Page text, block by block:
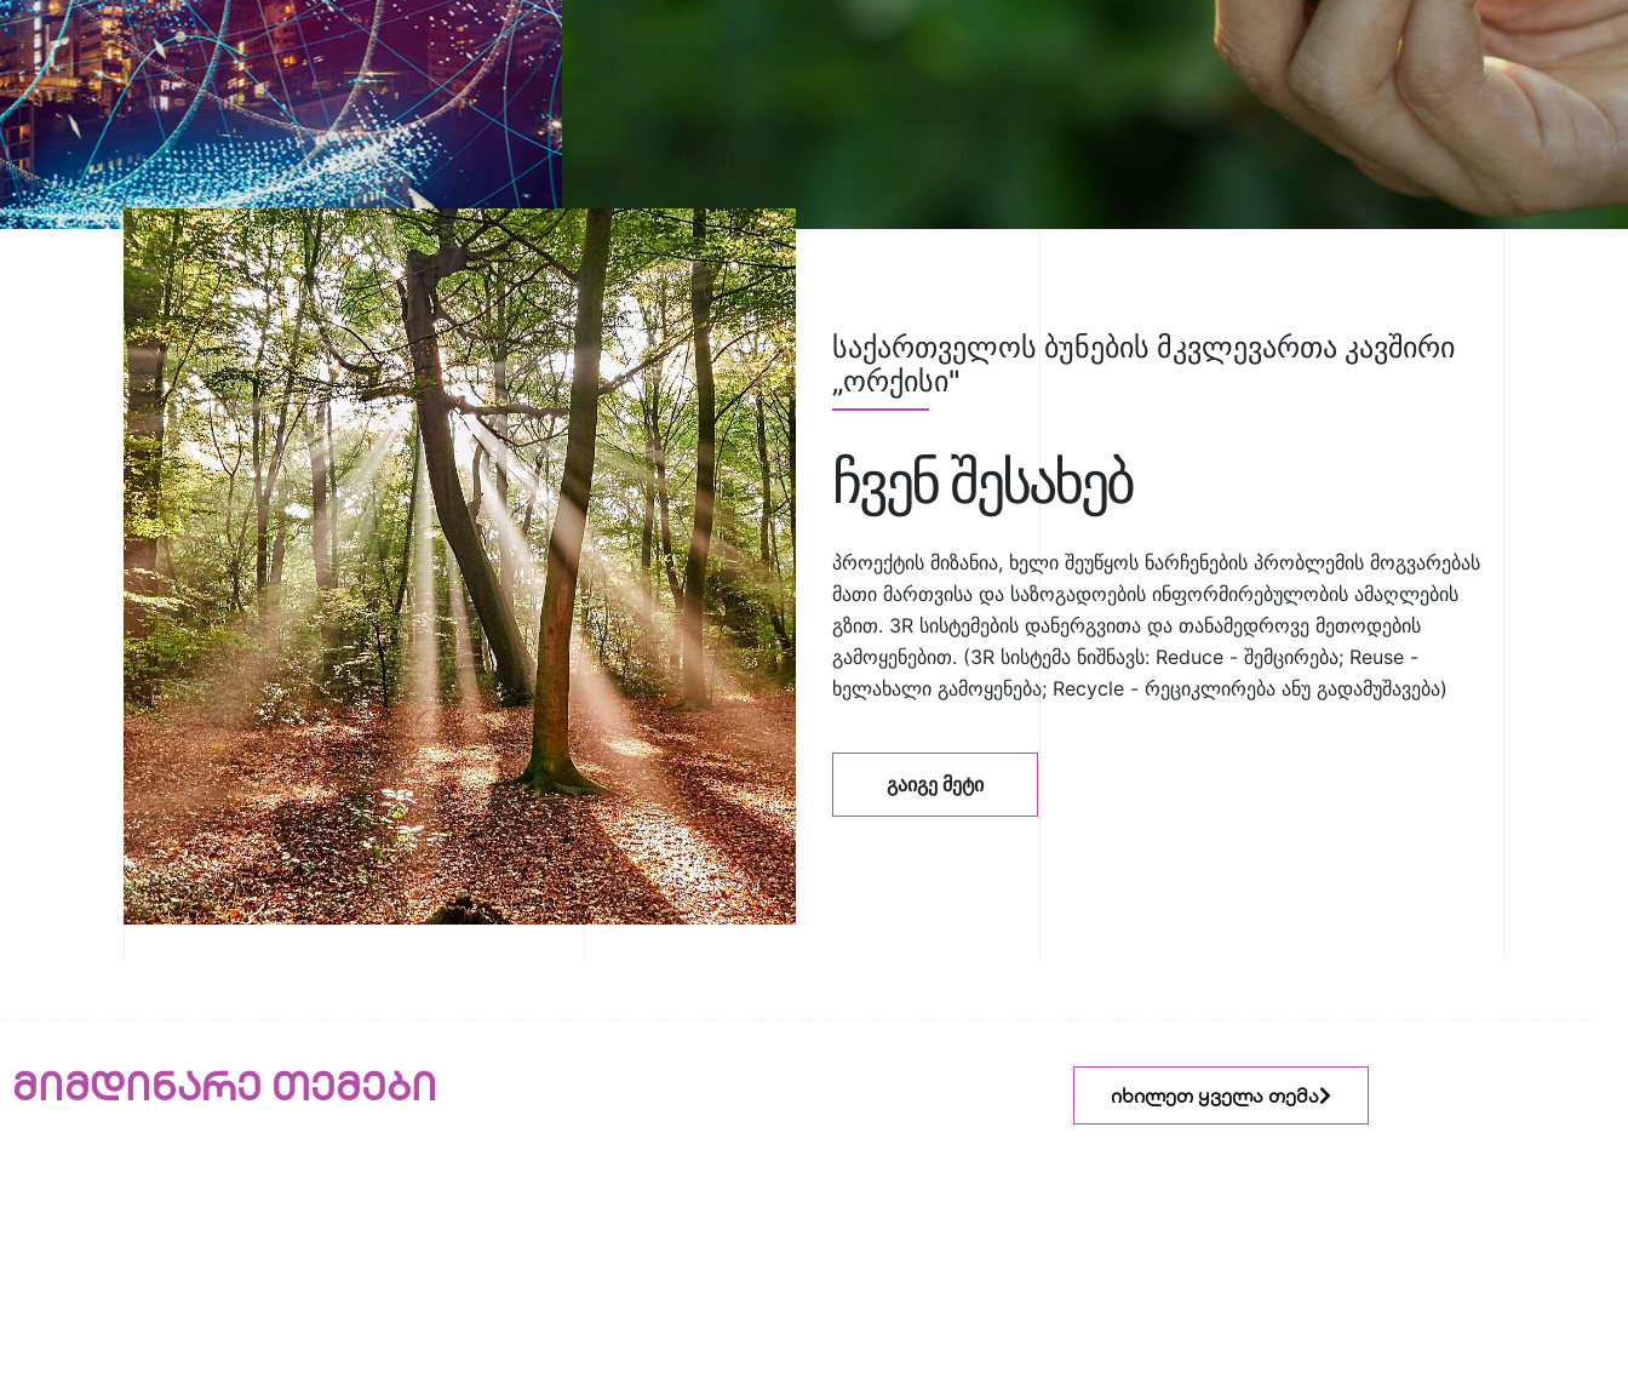
საქართველოს ბუნების მკვლევართა კავშირი
„ორქისი"
ჩვენ შესახებ
პროექტის მიზანია, ხელი შეუწყოს ნარჩენების პრობლემის მოგვარებას
მათი მართვისა და საზოგადოების ინფორმირებულობის ამაღლების
გზით. 3R სისტემების დანერგვითა და თანამედროვე მეთოდების
გამოყენებით. (3R სისტემა ნიშნავს: Reduce - შემცირება; Reuse -
ხელახალი გამოყენება; Recycle - რეციკლირება ანუ გადამუშავება)
ᲒᲐᲘᲒᲔ ᲛᲔᲢᲘ
მიმდინარე თემები იხილეთ ყველა თემა